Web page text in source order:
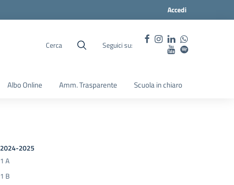
Accedi
Cerca Seguici su:
Albo Online Amm. Trasparente Scuola in chiaro
2024-2025
1 A
1 B